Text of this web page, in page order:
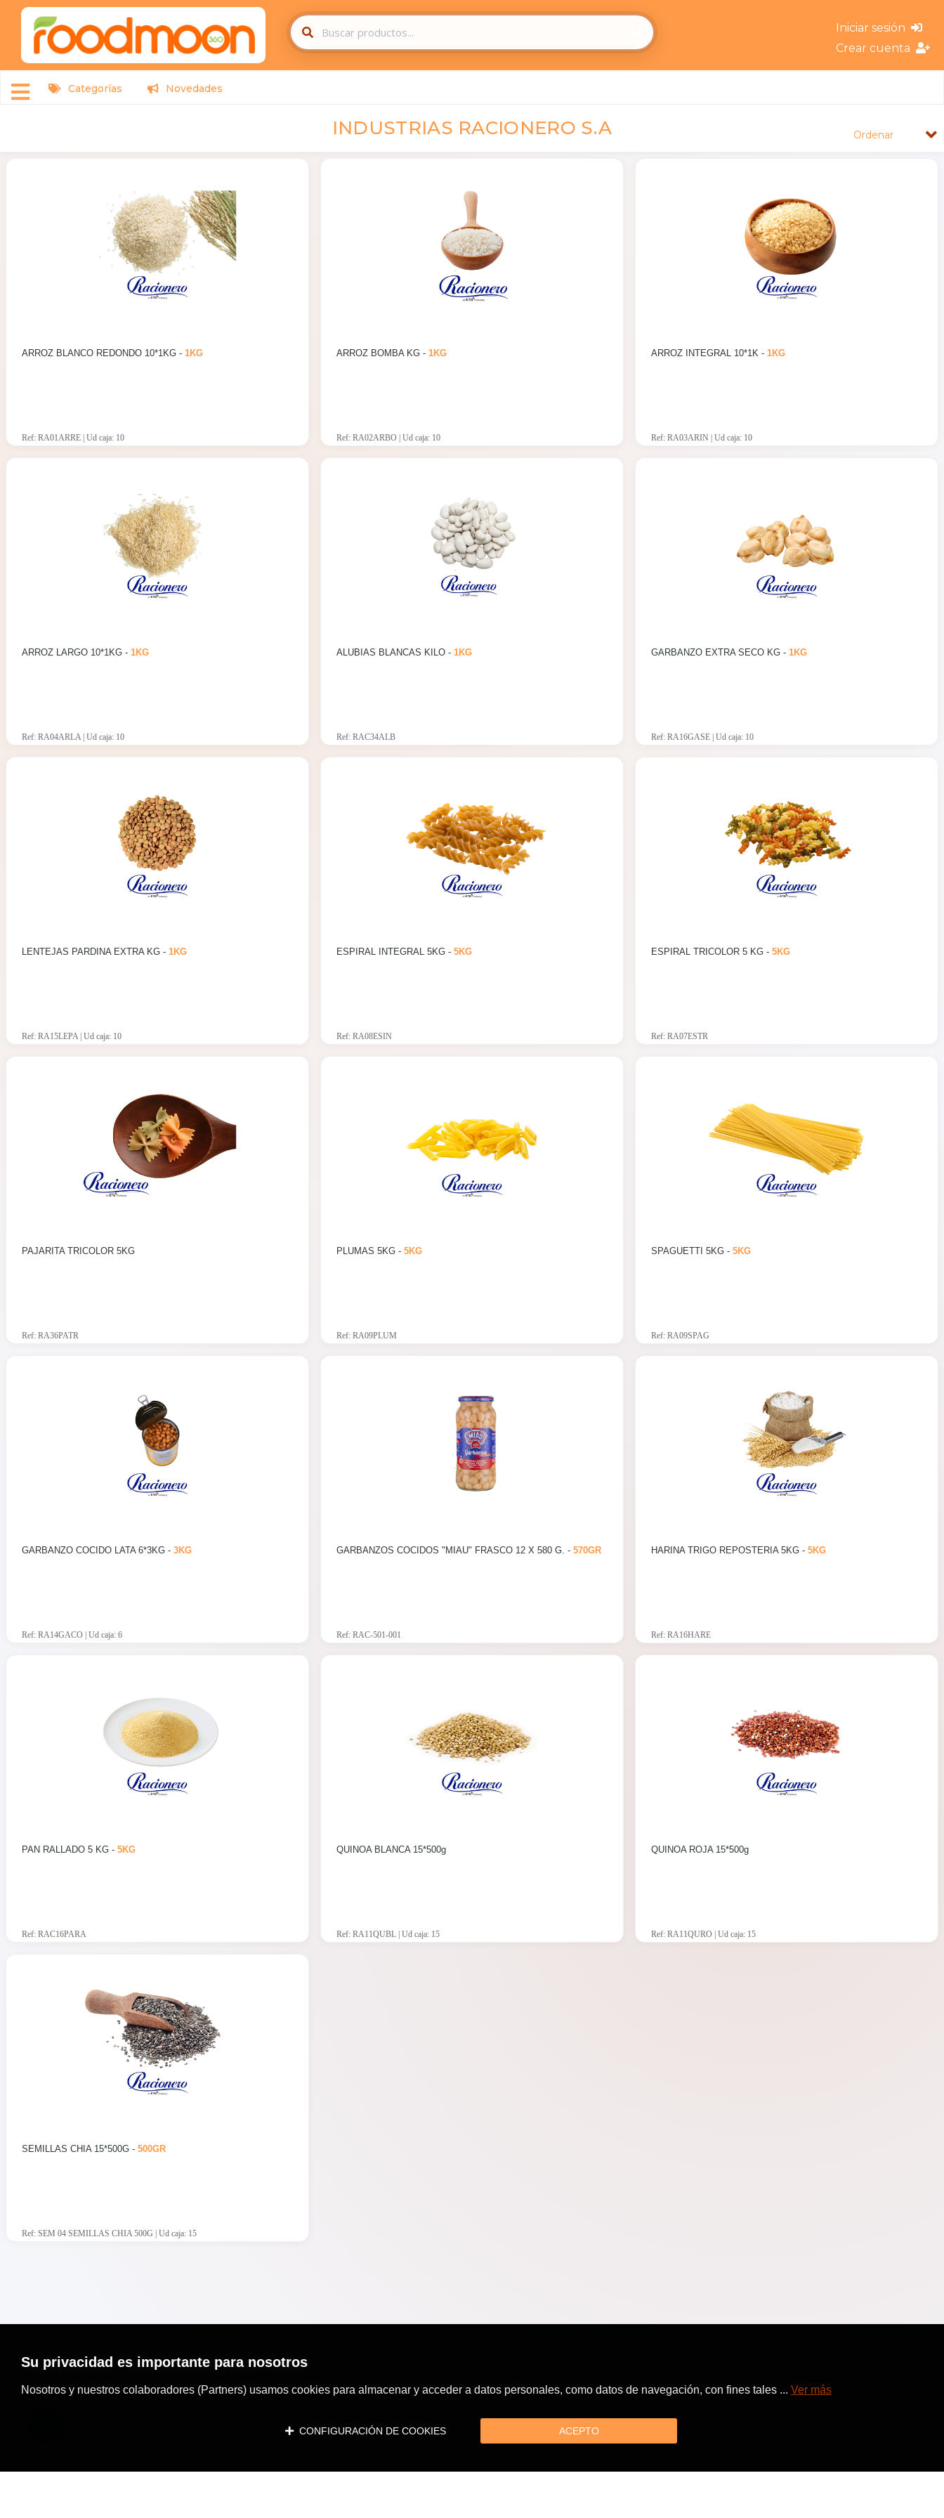
Iniciar sesión
Crear cuenta
Categorías Novedades
INDUSTRIAS RACIONERO S.A Ordenar
ARROZ BLANCO REDONDO 10*1KG - 1KG
Ref: RA01ARRE | Ud caja: 10
ARROZ BOMBA KG - 1KG
Ref: RA02ARBO | Ud caja: 10
ARROZ INTEGRAL 10*1K - 1KG
Ref: RA03ARIN | Ud caja: 10
ARROZ LARGO 10*1KG - 1KG
Ref: RA04ARLA | Ud caja: 10
ALUBIAS BLANCAS KILO - 1KG
Ref: RAC34ALB
GARBANZO EXTRA SECO KG - 1KG
Ref: RA16GASE | Ud caja: 10
LENTEJAS PARDINA EXTRA KG - 1KG
Ref: RA15LEPA | Ud caja: 10
ESPIRAL INTEGRAL 5KG - 5KG
Ref: RA08ESIN
ESPIRAL TRICOLOR 5 KG - 5KG
Ref: RA07ESTR
PAJARITA TRICOLOR 5KG
Ref: RA36PATR
PLUMAS 5KG - 5KG
Ref: RA09PLUM
SPAGUETTI 5KG - 5KG
Ref: RA09SPAG
GARBANZO COCIDO LATA 6*3KG - 3KG
Ref: RA14GACO | Ud caja: 6
GARBANZOS COCIDOS "MIAU" FRASCO 12 X 580 G. - 570GR
Ref: RAC-501-001
HARINA TRIGO REPOSTERIA 5KG - 5KG
Ref: RA16HARE
PAN RALLADO 5 KG - 5KG
Ref: RAC16PARA
QUINOA BLANCA 15*500g
Ref: RA11QUBL | Ud caja: 15
QUINOA ROJA 15*500g
Ref: RA11QURO | Ud caja: 15
SEMILLAS CHIA 15*500G - 500GR
Ref: SEM 04 SEMILLAS CHIA 500G | Ud caja: 15
Su privacidad es importante para nosotros
Nosotros y nuestros colaboradores (Partners) usamos cookies para almacenar y acceder a datos personales, como datos de navegación, con fines tales ... Ver más
CONFIGURACIÓN DE COOKIES ACEPTO